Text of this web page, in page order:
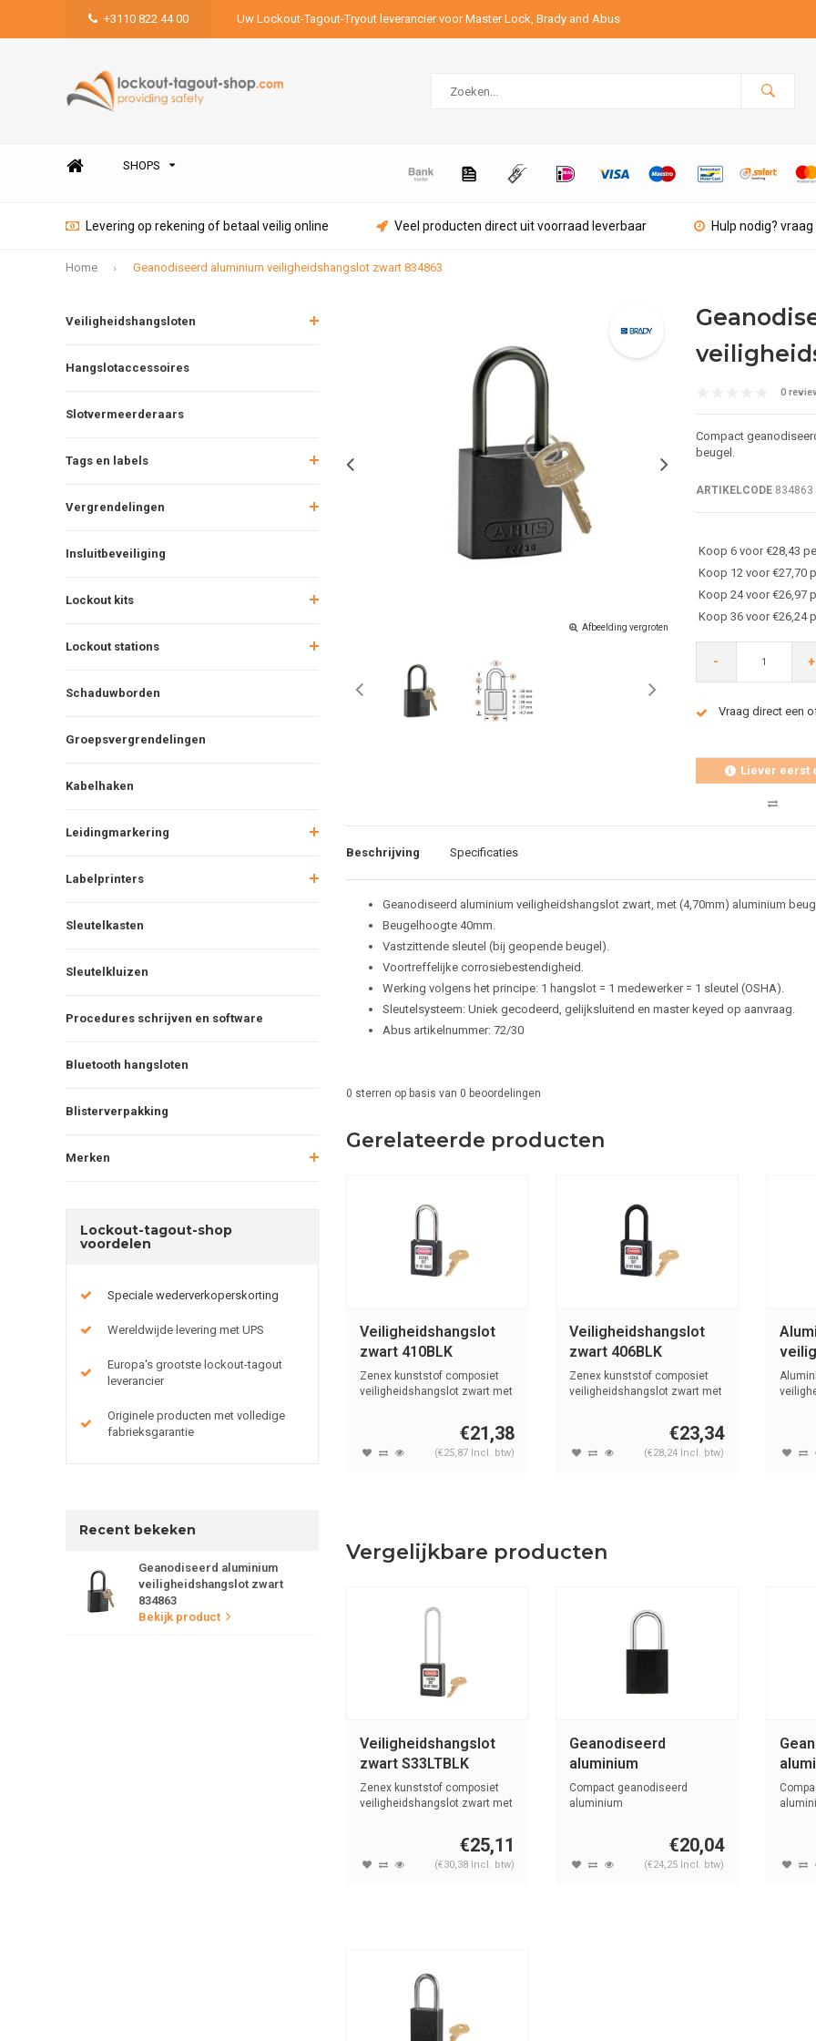
+3110 822 44 00 Uw Lockout-Tagout-Tryout leverancier voor Master Lock, Brady and Abus
SHOPS
Levering op rekening of betaal veilig online Veel producten direct uit voorraad leverbaar Hulp nodig?
Home Geanodiseerd aluminium veiligheidshangslot zwart 834863
Veiligheidshangsloten
Hangslotaccessoires
Slotvermeerderaars
Tags en labels
Vergrendelingen
Insluitbeveiliging
Lockout kits
Lockout stations
Schaduwborden
Groepsvergrendelingen
Kabelhaken
Leidingmarkering
Labelprinters
Sleutelkasten
Sleutelkluizen
Procedures schrijven en software
Bluetooth hangsloten
Blisterverpakking
Merken
Lockout-tagout-shop
voordelen
Speciale wederverkoperskorting
Wereldwijde levering met UPS
Europa's grootste lockout-tagout
leverancier
Originele producten met volledige
fabrieksgarantie
Recent bekeken
Geanodiseerd aluminium
veiligheidshangslot zwart
834863
Bekijk product
Afbeelding vergroten
0
Compact
beugel.
ARTIKELCODE834863
Koop 6 voor €28,43
Koop 12 voor €27,70
Koop 24 voor €26,97
Koop 36 voor €26,24
- +
Vraag direct een
Liever eerst
Beschrijving Specificaties
Geanodiseerd aluminium veiligheidshangslot zwart, met (4,70mm) aluminium
Beugelhoogte 40mm.
Vastzittende sleutel (bij geopende beugel).
Voortreffelijke corrosiebestendigheid.
Werking volgens het principe: 1 hangslot = 1 medewerker = 1 sleutel (OSHA).
Sleutelsysteem: Uniek gecodeerd, gelijksluitend en master keyed op aanvraag.
Abus artikelnummer: 72/30
0 sterren op basis van 0 beoordelingen
Gerelateerde producten
Veiligheidshangslot
zwart 410BLK
Zenex kunststof composiet
veiligheidshangslot zwart met
€21,38
(€25,87 Incl. btw)
Veiligheidshangslot
zwart 406BLK
Zenex kunststof composiet
veiligheidshangslot zwart met
€23,34
(€28,24 Incl. btw)
met
Vergelijkbare producten
Veiligheidshangslot
zwart S33LTBLK
Zenex kunststof composiet
veiligheidshangslot zwart met
€25,11
(€30,38 Incl. btw)
Geanodiseerd
aluminium
veiligheidshangslot
zwart 72/30
Compact geanodiseerd
aluminium
€20,04
(€24,25 Incl. btw)